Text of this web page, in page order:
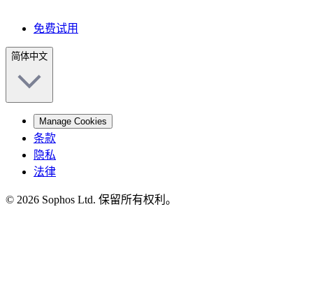
免费试用
简体中文
Manage Cookies
条款
隐私
法律
© 2026 Sophos Ltd. 保留所有权利。